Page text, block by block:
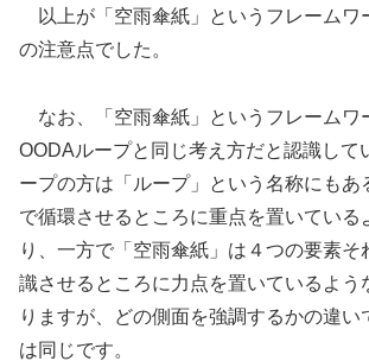
以上が「空雨傘紙」というフレームワ
の注意点でした。
なお、「空雨傘紙」というフレームワ
OODAループと同じ考え方だと認識して
ープの方は「ループ」という名称にもあ
で循環させるところに重点を置いている
り、一方で「空雨傘紙」は４つの要素そ
識させるところに力点を置いているよう
りますが、どの側面を強調するかの違い
は同じです。